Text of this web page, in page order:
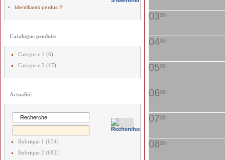
Identifiants perdus ?
Catalogue produits
Categorie 1 (6)
Categorie 2 (17)
Actualité
Rubrique 1 (634)
Rubrique 2 (682)
0300
0400
0500
0600
0700
0800